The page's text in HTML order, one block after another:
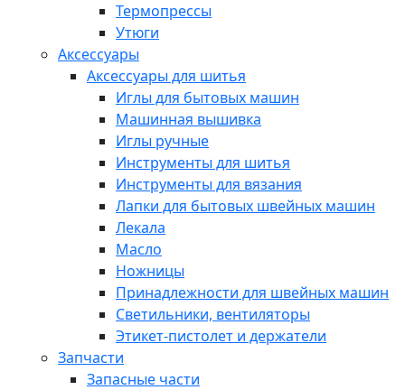
Термопрессы
Утюги
Аксессуары
Аксессуары для шитья
Иглы для бытовых машин
Машинная вышивка
Иглы ручные
Инструменты для шитья
Инструменты для вязания
Лапки для бытовых швейных машин
Лекала
Масло
Ножницы
Принадлежности для швейных машин
Светильники, вентиляторы
Этикет-пистолет и держатели
Запчасти
Запасные части